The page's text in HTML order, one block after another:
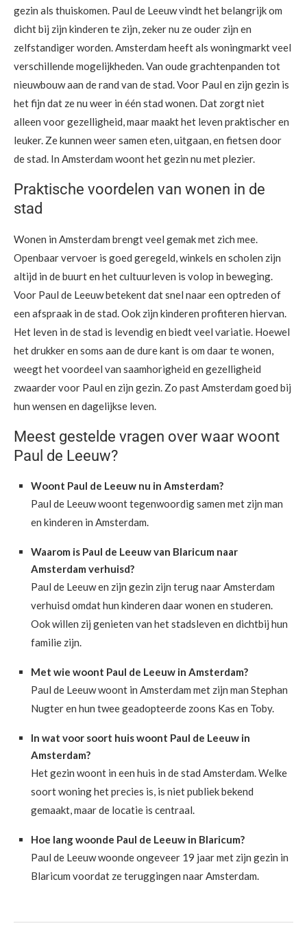
gezin als thuiskomen. Paul de Leeuw vindt het belangrijk om
dicht bij zijn kinderen te zijn, zeker nu ze ouder zijn en
zelfstandiger worden. Amsterdam heeft als woningmarkt veel
verschillende mogelijkheden. Van oude grachtenpanden tot
nieuwbouw aan de rand van de stad. Voor Paul en zijn gezin is
het fijn dat ze nu weer in één stad wonen. Dat zorgt niet
alleen voor gezelligheid, maar maakt het leven praktischer en
leuker. Ze kunnen weer samen eten, uitgaan, en fietsen door
de stad. In Amsterdam woont het gezin nu met plezier.
Praktische voordelen van wonen in de
stad
Wonen in Amsterdam brengt veel gemak met zich mee.
Openbaar vervoer is goed geregeld, winkels en scholen zijn
altijd in de buurt en het cultuurleven is volop in beweging.
Voor Paul de Leeuw betekent dat snel naar een optreden of
een afspraak in de stad. Ook zijn kinderen profiteren hiervan.
Het leven in de stad is levendig en biedt veel variatie. Hoewel
het drukker en soms aan de dure kant is om daar te wonen,
weegt het voordeel van saamhorigheid en gezelligheid
zwaarder voor Paul en zijn gezin. Zo past Amsterdam goed bij
hun wensen en dagelijkse leven.
Meest gestelde vragen over waar woont
Paul de Leeuw?
Woont Paul de Leeuw nu in Amsterdam?
Paul de Leeuw woont tegenwoordig samen met zijn man
en kinderen in Amsterdam.
Waarom is Paul de Leeuw van Blaricum naar
Amsterdam verhuisd?
Paul de Leeuw en zijn gezin zijn terug naar Amsterdam
verhuisd omdat hun kinderen daar wonen en studeren.
Ook willen zij genieten van het stadsleven en dichtbij hun
familie zijn.
Met wie woont Paul de Leeuw in Amsterdam?
Paul de Leeuw woont in Amsterdam met zijn man Stephan
Nugter en hun twee geadopteerde zoons Kas en Toby.
In wat voor soort huis woont Paul de Leeuw in
Amsterdam?
Het gezin woont in een huis in de stad Amsterdam. Welke
soort woning het precies is, is niet publiek bekend
gemaakt, maar de locatie is centraal.
Hoe lang woonde Paul de Leeuw in Blaricum?
Paul de Leeuw woonde ongeveer 19 jaar met zijn gezin in
Blaricum voordat ze teruggingen naar Amsterdam.